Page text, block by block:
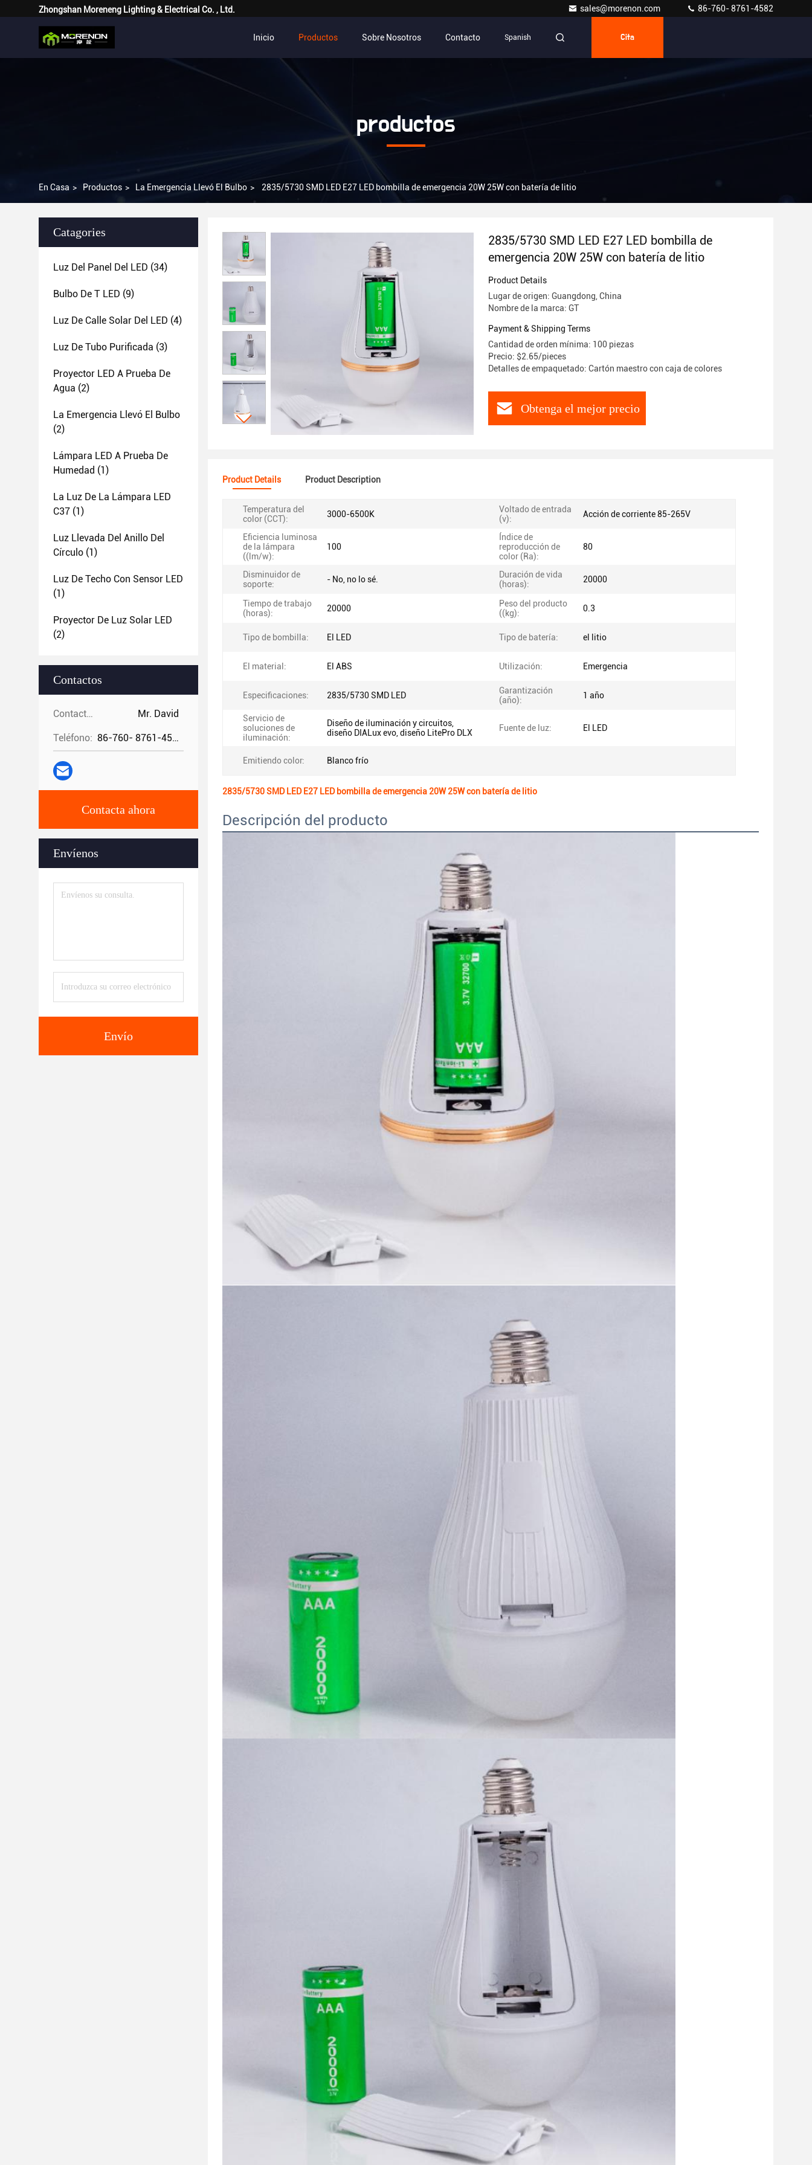
Zhongshan Moreneng Lighting & Electrical Co. , Ltd. sales@morenon.com 86-760- 8761-4582
Inicio Productos Sobre Nosotros Contacto Spanish Cita
productos
En Casa > Productos > La Emergencia Llevó El Bulbo > 2835/5730 SMD LED E27 LED bombilla de emergencia 20W 25W con batería de litio
Catagories
Luz Del Panel Del LED (34)
Bulbo De T LED (9)
Luz De Calle Solar Del LED (4)
Luz De Tubo Purificada (3)
Proyector LED A Prueba De
Agua (2)
La Emergencia Llevó El Bulbo
(2)
Lámpara LED A Prueba De
Humedad (1)
La Luz De La Lámpara LED
C37 (1)
Luz Llevada Del Anillo Del
Círculo (1)
Luz De Techo Con Sensor LED
(1)
Proyector De Luz Solar LED
(2)
Contactos
Contactos: Mr. David
Teléfono: 86-760- 8761-4582
Contacta ahora
Envíenos
Envío
2835/5730 SMD LED E27 LED bombilla de
emergencia 20W 25W con batería de litio
Product Details
Lugar de origen: Guangdong, China
Nombre de la marca: GT
Payment & Shipping Terms
Cantidad de orden mínima: 100 piezas
Precio: $2.65/pieces
Detalles de empaquetado: Cartón maestro con caja de colores
Obtenga el mejor precio
Product Details Product Description
Temperatura del
color (CCT):
3000-6500K
Voltado de entrada
(v):
Acción de corriente 85-265V
Eficiencia luminosa
de la lámpara
((lm/w):
100
Índice de
reproducción de
color (Ra):
80
Disminuidor de
soporte:
- No, no lo sé.
Duración de vida
(horas):
20000
Tiempo de trabajo
(horas):
20000
Peso del producto
((kg):
0.3
Tipo de bombilla: El LED Tipo de batería: el litio
El material: El ABS Utilización: Emergencia
Especificaciones: 2835/5730 SMD LED
Garantización
(año):
1 año
Servicio de
soluciones de
iluminación:
Diseño de iluminación y circuitos,
diseño DIALux evo, diseño LitePro DLX
Fuente de luz: El LED
Emitiendo color: Blanco frío
2835/5730 SMD LED E27 LED bombilla de emergencia 20W 25W con batería de litio
Descripción del producto